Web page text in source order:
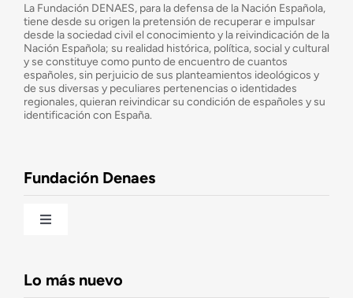
¿Cuáles son nuestros objetivos?
Consejo Asesor
La Fundación DENAES, para la defensa de la Nación Española,
tiene desde su origen la pretensión de recuperar e impulsar
desde la sociedad civil el conocimiento y la reivindicación de la
Nación Española; su realidad histórica, política, social y cultural
y se constituye como punto de encuentro de cuantos
españoles, sin perjuicio de sus planteamientos ideológicos y
de sus diversas y peculiares pertenencias o identidades
regionales, quieran reivindicar su condición de españoles y su
identificación con España.
Fundación Denaes
Toggle
Lo más nuevo